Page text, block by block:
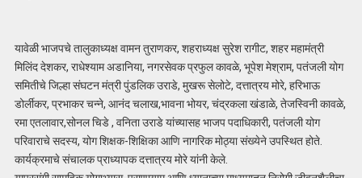
यावेळी भाजपचे तालुकाध्यक्ष वामन तुराणकर, शहराध्यक्ष सुरेश रागीट, शहर महामंत्री
मिलिंद देशकर, राधेश्याम अडानिया, नगरसेवक प्रफुल कावळे, भूपेश मेश्राम, पतंजली योग
समितीचे जिल्हा संघटन मंत्री पुंडलिक उराडे, मुखरू सेलोटे, दत्तात्रय मोरे, हरिभाऊ
डोर्लीकर, प्रभाकर चन्ने, आनंद चलाख,भावना भोयर, चंद्रकला खंडाळे, तेजस्विनी कावळे,
रमा एतलावार,सोनल चिडे , वनिता उराडे यांच्यासह भाजप पदाधिकारी, पतंजली योग
परिवाराचे सदस्य, योग शिक्षक-शिक्षिका आणि नागरिक मोठ्या संख्येने उपस्थित होते.
कार्यक्रमाचे संचालक प्राध्यापक दत्तात्रय मोरे यांनी केले.